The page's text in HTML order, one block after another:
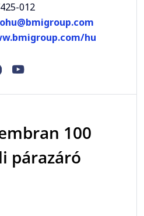
012
hu
100
párazáró